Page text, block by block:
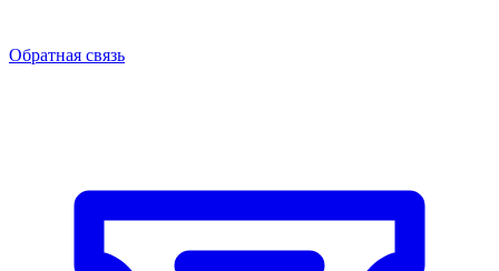
Обратная связь